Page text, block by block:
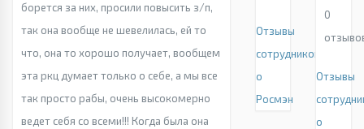
борется за них, просили повысить з/п,
так она вообще не шевелилась, ей то
что, она то хорошо получает, вообщем
эта ркц думает только о себе, а мы все
так просто рабы, очень высокомерно
ведет себя со всеми!!! Когда была она
Отзывы
сотрудников
о
Росмэн
0
Отзывы
о